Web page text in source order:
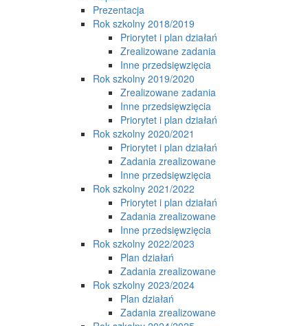
Prezentacja
Rok szkolny 2018/2019
Priorytet i plan działań
Zrealizowane zadania
Inne przedsięwzięcia
Rok szkolny 2019/2020
Zrealizowane zadania
Inne przedsięwzięcia
Priorytet i plan działań
Rok szkolny 2020/2021
Priorytet i plan działań
Zadania zrealizowane
Inne przedsięwzięcia
Rok szkolny 2021/2022
Priorytet i plan działań
Zadania zrealizowane
Inne przedsięwzięcia
Rok szkolny 2022/2023
Plan działań
Zadania zrealizowane
Rok szkolny 2023/2024
Plan działań
Zadania zrealizowane